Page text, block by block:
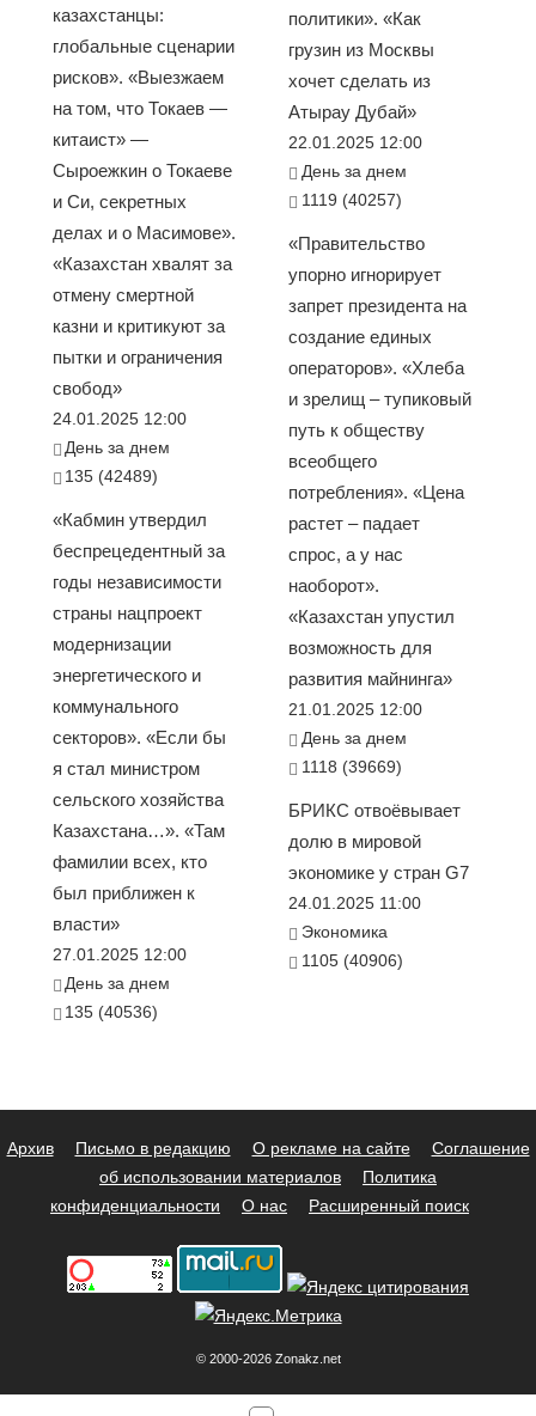
казахстанцы:
глобальные сценарии
рисков». «Выезжаем
на том, что Токаев —
китаист» —
Сыроежкин о Токаеве
и Си, секретных
делах и о Масимове».
«Казахстан хвалят за
отмену смертной
казни и критикуют за
пытки и ограничения
свобод»
24.01.2025 12:00
День за днем
135 (42489)
«Кабмин утвердил
беспрецедентный за
годы независимости
страны нацпроект
модернизации
энергетического и
коммунального
секторов». «Если бы
я стал министром
сельского хозяйства
Казахстана…». «Там
фамилии всех, кто
был приближен к
власти»
27.01.2025 12:00
День за днем
135 (40536)
политики». «Как
грузин из Москвы
хочет сделать из
Атырау Дубай»
22.01.2025 12:00
День за днем
1119 (40257)
«Правительство
упорно игнорирует
запрет президента на
создание единых
операторов». «Хлеба
и зрелищ – тупиковый
путь к обществу
всеобщего
потребления». «Цена
растет – падает
спрос, а у нас
наоборот».
«Казахстан упустил
возможность для
развития майнинга»
21.01.2025 12:00
День за днем
1118 (39669)
БРИКС отвоёвывает
долю в мировой
экономике у стран G7
24.01.2025 11:00
Экономика
1105 (40906)
Архив Письмо в редакцию О рекламе на сайте
Соглашение
об использовании материалов
Политика
конфиденциальности
О нас Расширенный поиск
© 2000-2026 Zonakz.net